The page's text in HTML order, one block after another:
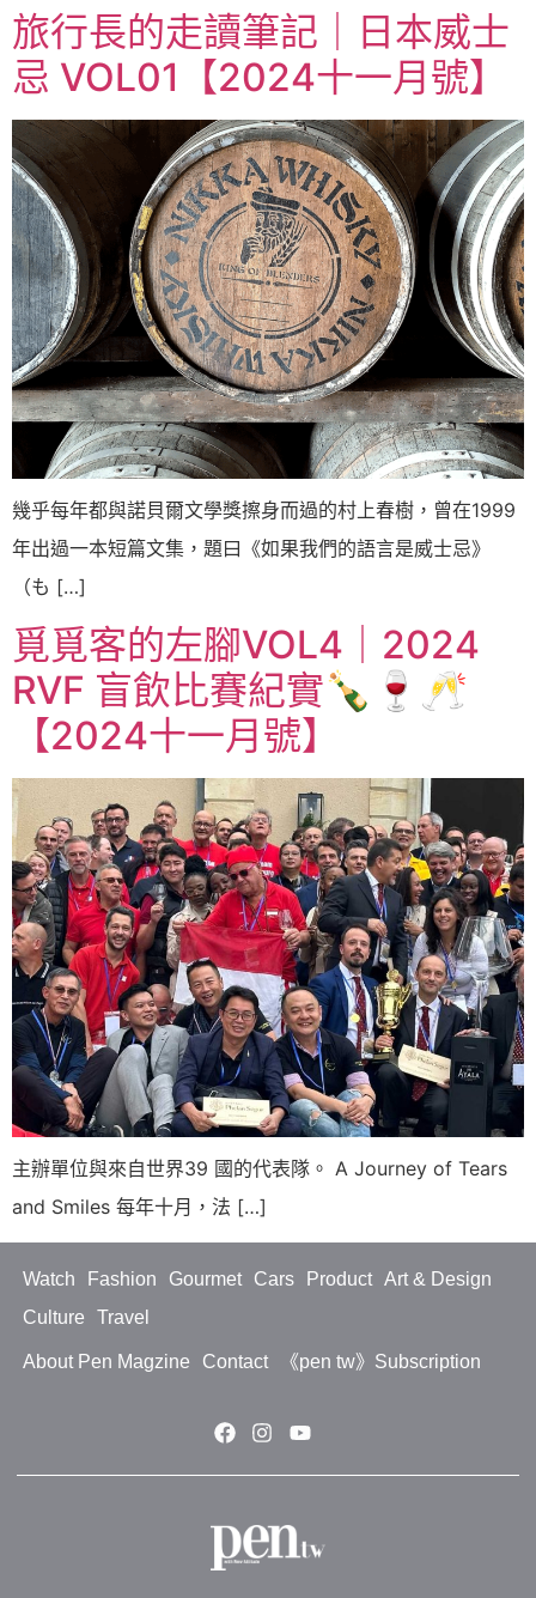
旅行長的走讀筆記｜日本威士
忌 VOL01【2024十一月號】
幾乎每年都與諾貝爾文學獎擦身而過的村上春樹，曾在1999
年出過一本短篇文集，題曰《如果我們的語言是威士忌》
（も […]
覓覓客的左腳VOL4｜2024
RVF 盲飲比賽紀實🍾🍷🥂
【2024十一月號】
主辦單位與來自世界39 國的代表隊。 A Journey of Tears
and Smiles 每年十月，法 […]
Watch Fashion Gourmet Cars Product
Art & Design
Culture
Travel
About Pen Magzine Contact 《pen tw》Subscription